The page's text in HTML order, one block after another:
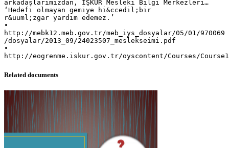
arkadaşlarımızdan, İŞKUR Mesleki Bilgi Merkezleri…
‘Hedefi olmayan gemiye hi&ccedil;bir
r&uuml;zgar yardım edemez.’
•
http://mebk12.meb.gov.tr/meb_iys_dosyalar/05/01/970069
/dosyalar/2013_09/24023507_meslekseimi.pdf
•
Related documents